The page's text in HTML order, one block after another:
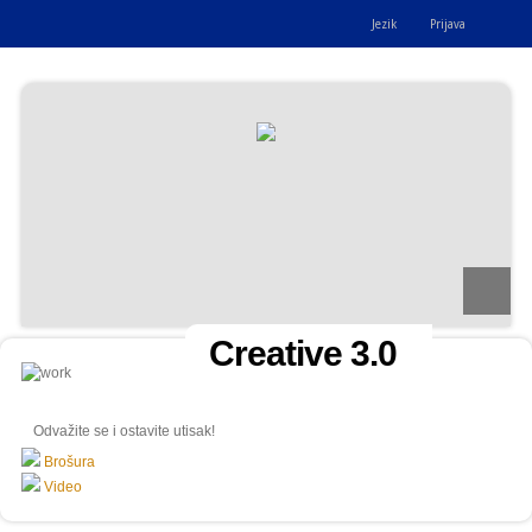
Jezik Prijava
Creative 3.0
Odvažite se i ostavite utisak!
Brošura
Video